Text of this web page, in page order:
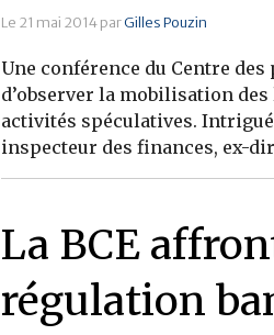
Le 21 mai 2014 parGilles Pouzin
Une conférence du Centre
d’observer la mobilisation
activités spéculatives.
inspecteur des finances, ex-
La BCE
régulation